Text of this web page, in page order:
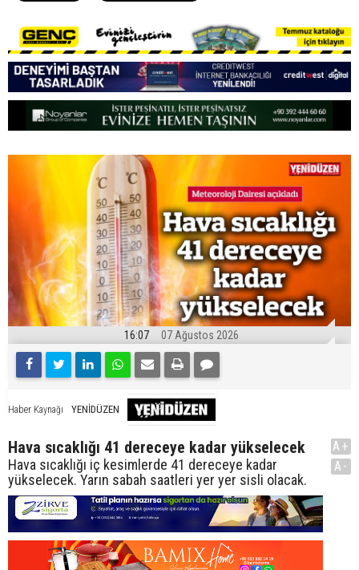
16:07 07 Ağustos 2026
Haber Kaynağı YENİDÜZEN
Hava sıcaklığı 41 dereceye kadar yükselecek
Hava sıcaklığı iç kesimlerde 41 dereceye kadar
yükselecek. Yarın sabah saatleri yer yer sisli olacak.
A+
A-